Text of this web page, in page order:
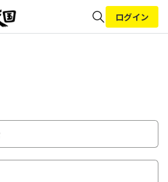
ログイン